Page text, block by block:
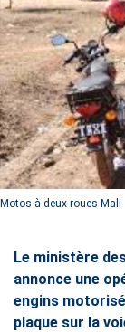
Motos à deux roues Mali
Le ministère
annonce une
engins
plaque sur la